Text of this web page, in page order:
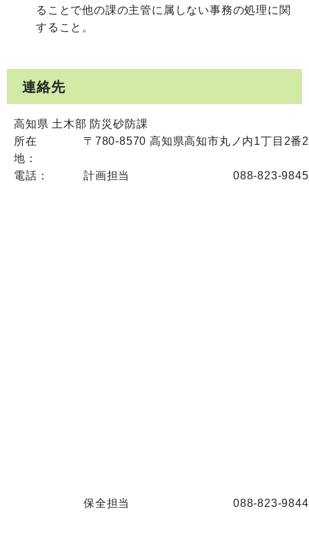
ることで他の課の主管に属しない事務の処理に関
すること。
連絡先
高知県 土木部 防災砂防課
所在
地：
〒780-8570 高知県高知市丸ノ内1丁目2番
電話： 計画担当 088-823-9845
保全担当 088-823-9844